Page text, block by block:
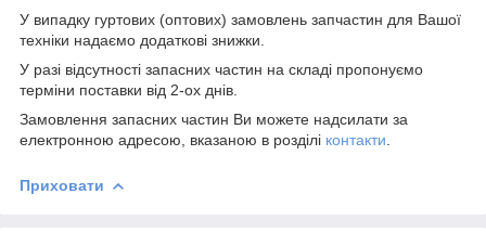
У випадку гуртових (оптових) замовлень запчастин для Вашої
техніки надаємо додаткові знижки.
У разі відсутності запасних частин на складі пропонуємо
терміни поставки від 2-ох днів.
Замовлення запасних частин Ви можете надсилати за
електронною адресою, вказаною в розділі контакти
Приховати